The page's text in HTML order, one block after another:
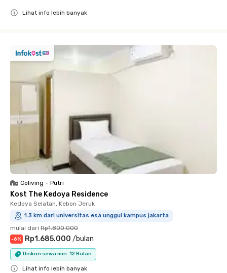
Lihat info lebih banyak
Coliving • Putri
Kost The Kedoya Residence
Kedoya Selatan, Kebon Jeruk
1.3 km dari universitas esa unggul kampus jakarta
mulai dari Rp1.800.000
-6% Rp1.685.000 /bulan
Diskon sewa min. 12 Bulan
Lihat info lebih banyak